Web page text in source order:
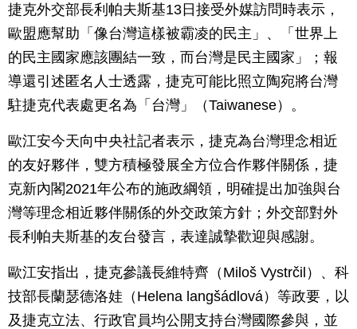
捷克外交部長利帕夫斯基13日接受外媒訪問時表示，
歐盟應幫助「像台灣這樣被霸凌的民主」、「世界上
的民主國家應該團結一致，而台灣是民主國家」；報
導還引述匿名人士透露，捷克可能比照立陶宛將台灣
駐捷克代表處更名為「台灣」（Taiwanese）。
歐江安今天向中央社記者表示，捷克為台灣理念相近
的友好夥伴，雙方積極發展全方位合作夥伴關係，捷
克新內閣2021年公布的施政綱領，明確提出加強與台
灣等理念相近夥伴關係的外交政策方針；外交部對外
長利帕夫斯基的友台發言，表達誠摯歡迎與感謝。
歐江安指出，捷克參議長維特齊（Miloš Vystrčil）、科
技部長蘭瑟德洛娃（Helena langšádlová）等政要，以
及捷克立法、行政官員均公開支持台灣國際參與，並